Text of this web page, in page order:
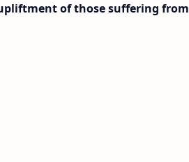
of those suffering from